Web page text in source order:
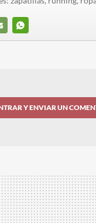
WHATSAPP
Y ENVIAR UN